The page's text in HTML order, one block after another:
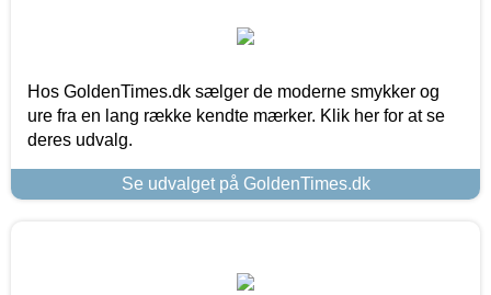
Hos GoldenTimes.dk sælger de moderne smykker og
ure fra en lang række kendte mærker. Klik her for at se
deres udvalg.
Se udvalget på GoldenTimes.dk